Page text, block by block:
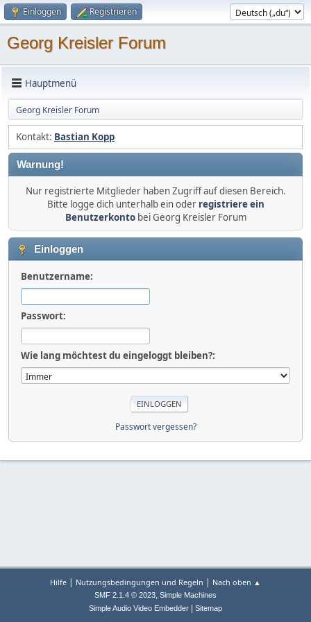
Einloggen Registrieren
Georg Kreisler Forum
Hauptmenü
Georg Kreisler Forum
Kontakt: Bastian Kopp
Warnung!
Nur registrierte Mitglieder haben Zugriff auf diesen Bereich.
Bitte logge dich unterhalb ein oder registriere ein
Benutzerkontobei Georg Kreisler Forum
Einloggen
Benutzername:
Passwort:
Wie lang möchtest du eingeloggt bleiben?:
Passwort vergessen?
Hilfe | Nutzungsbedingungen und Regeln | Nach oben ▲
SMF 2.1.4 © 2023, Simple Machines
Simple Audio Video Embedder
Sitemap